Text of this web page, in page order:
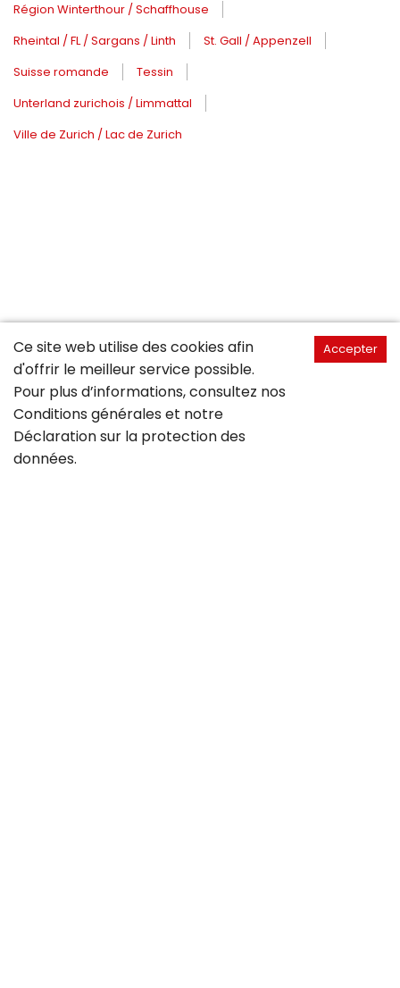
Région Winterthour / Schaffhouse
Rheintal / FL / Sargans / Linth
St. Gall / Appenzell
Suisse romande
Tessin
Unterland zurichois / Limmattal
Ville de Zurich / Lac de Zurich
Ce site web utilise des cookies afin
d'offrir le meilleur service possible.
Pour plus d’informations, consultez nos
Conditions générales et notre
Déclaration sur la protection des
données.
Accepter